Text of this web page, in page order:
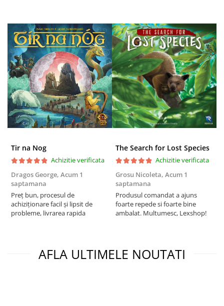
Tir na Nog
Achizitie verificata
Dragos George, Acum 1
saptamana
Preț bun, procesul de
achiziționare facil și lipsit de
probleme, livrarea rapida
The Search for Lost Species
Achizitie verificata
Grosu Nicoleta, Acum 1
saptamana
Produsul comandat a ajuns
foarte repede si foarte bine
ambalat. Multumesc, Lexshop!
AFLA ULTIMELE NOUTATI